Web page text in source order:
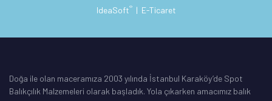
IdeaSoft® | E-Ticaret
Doğa ile olan maceramıza 2003 yılında İstanbul Karaköy’de Spot
Balıkçılık Malzemeleri olarak başladık. Yola çıkarken amacımız balık